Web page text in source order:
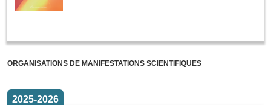
ORGANISATIONS DE MANIFESTATIONS SCIENTIFIQUES
2025-2026